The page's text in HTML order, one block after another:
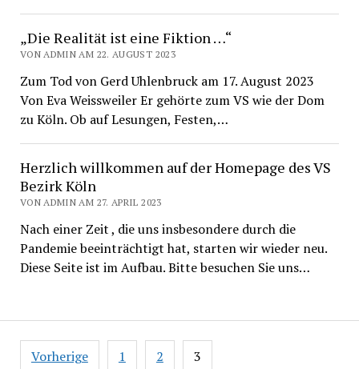
„Die Realität ist eine Fiktion …“
VON ADMIN AM 22. AUGUST 2023
Zum Tod von Gerd Uhlenbruck am 17. August 2023
Von Eva Weissweiler Er gehörte zum VS wie der Dom
zu Köln. Ob auf Lesungen, Festen,…
Herzlich willkommen auf der Homepage des VS
Bezirk Köln
VON ADMIN AM 27. APRIL 2023
Nach einer Zeit , die uns insbesondere durch die
Pandemie beeinträchtigt hat, starten wir wieder neu.
Diese Seite ist im Aufbau. Bitte besuchen Sie uns…
Seitennummerierung
Vorherige 1 2 3